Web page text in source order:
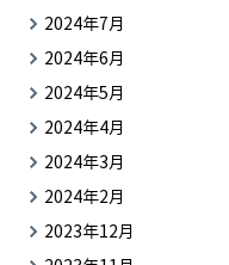
2024年7月
2024年6月
2024年5月
2024年4月
2024年3月
2024年2月
2023年12月